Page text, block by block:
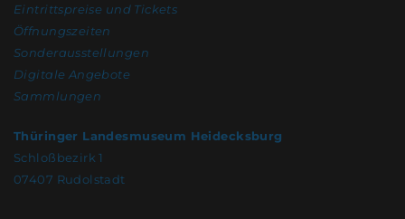
Eintrittspreise und Tickets
Öffnungszeiten
Sonderausstellungen
Digitale Angebote
Sammlungen
Thüringer Landesmuseum Heidecksburg
Schloßbezirk 1
07407 Rudolstadt